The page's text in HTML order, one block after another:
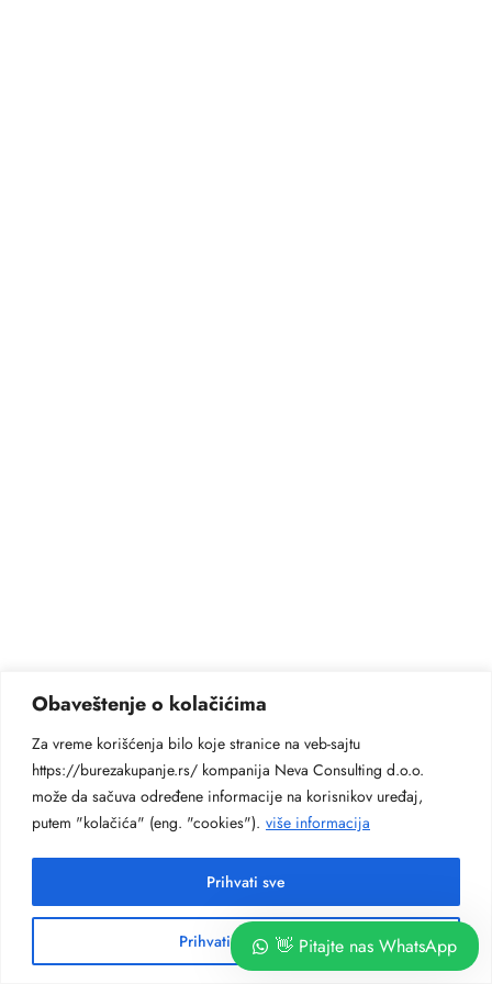
Obaveštenje o kolačićima
Za vreme korišćenja bilo koje stranice na veb-sajtu
https://burezakupanje.rs/ kompanija Neva Consulting d.o.o.
može da sačuva određene informacije na korisnikov uređaj,
putem "kolačića" (eng. "cookies"). više informacija
Prihvati neobhodne
Prihvati sve
👋 Pitajte nas WhatsApp